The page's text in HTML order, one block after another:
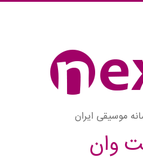
موسیقی ایران
وان